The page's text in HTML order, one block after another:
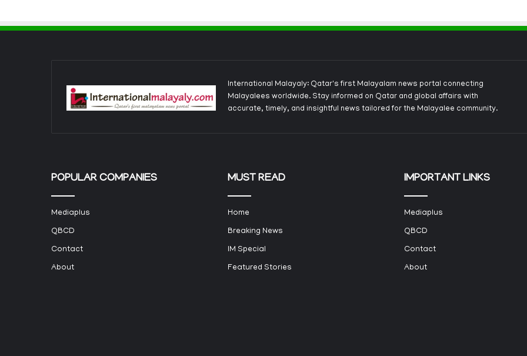
International Malayaly: Qatar's first Malayalam news portal connecting
Malayalees worldwide. Stay informed on Qatar and global affairs with
accurate, timely, and insightful news tailored for the Malayalee community.
POPULAR COMPANIES
Mediaplus
QBCD
Contact
About
MUST READ
Home
Breaking News
IM Special
Featured Stories
IMPORTANT LINKS
Mediaplus
QBCD
Contact
About